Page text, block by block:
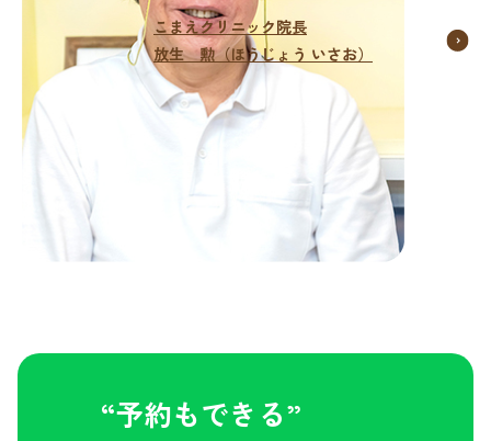
こまえクリニック院長
放生 勲（ほうじょう いさお）
“予約もできる”